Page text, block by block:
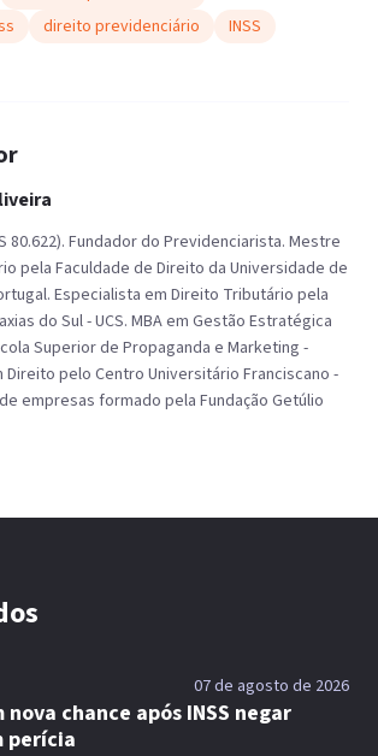
direito previdenciário INSS
80.622). Fundador do Previdenciarista. Mestre
pela Faculdade de Direito da Universidade de
Especialista em Direito Tributário pela
do Sul - UCS. MBA em Gestão Estratégica
Superior de Propaganda e Marketing -
Direito pelo Centro Universitário Franciscano -
empresas formado pela Fundação Getúlio
07 de agosto de 2026
chance após INSS negar
perícia